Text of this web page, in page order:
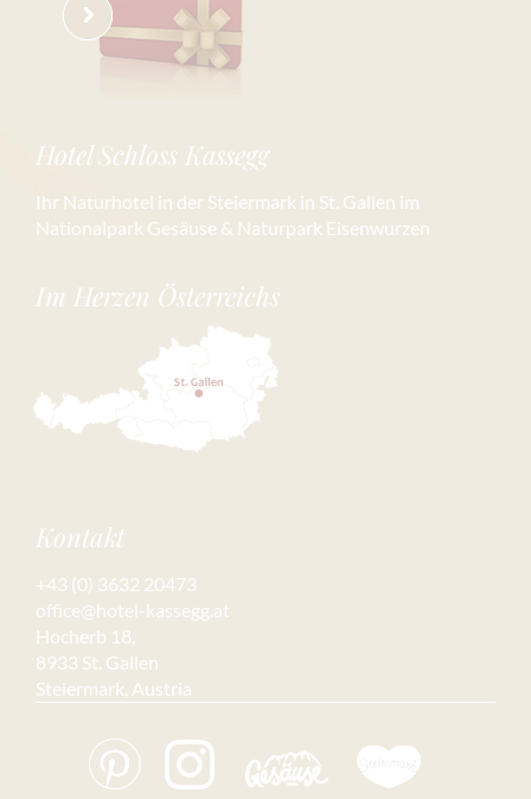
Hotel Schloss Kassegg
Ihr Naturhotel in der Steiermark in St. Gallen im
Nationalpark Gesäuse & Naturpark Eisenwurzen
Im Herzen Österreichs
Kontakt
+43 (0) 3632 20473
office@hotel-kassegg.at
Hocherb 18,
8933 St. Gallen
Steiermark, Austria